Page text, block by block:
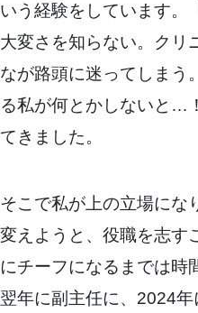
いう経験をしています。
大変さを知らない。クリ
なが路頭に迷ってしまう
る私が何とかしないと…
てきました。
そこで私が上の立場にな
変えようと、役職を志す
にチーフになるまでは時
翌年に副主任に、2024